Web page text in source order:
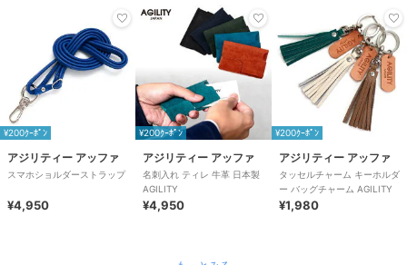
¥200ｸｰﾎﾟﾝ
アジリティー アッファ
スマホショルダーストラップ
¥4,950
¥200ｸｰﾎﾟﾝ
アジリティー アッファ
名刺入れ ティレ 牛革 日本製
AGILITY
¥4,950
¥200ｸｰﾎﾟﾝ
アジリティー アッファ
タッセルチャーム キーホルダ
ー バッグチャーム AGILITY
¥1,980